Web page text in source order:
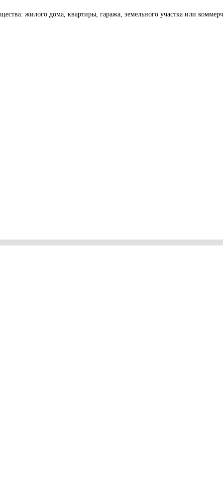
жилого дома, квартиры, гаража, земельного участка или